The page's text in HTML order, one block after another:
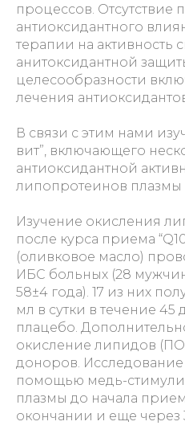
процессов. Отсутствие
антиоксидантного
терапии на активность
анитоксидантной
целесообразности
лечения
В связи с этим нами
вит”, включающего
антиоксидантной
липопротеинов
Изучение окисления
после курса приема
(оливковое масло)
ИБС больных (28
58±4 года). 17 из них
мл в сутки в течение 45
плацебо.
окисление липидов
доноров.
помощью медь-
плазмы до начала
окончании и еще через